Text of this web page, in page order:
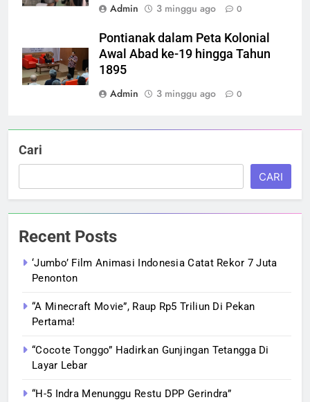
Admin
3 minggu ago 0
Pontianak dalam Peta Kolonial
Awal Abad ke-19 hingga Tahun
1895
Admin
3 minggu ago 0
Cari
CARI
Recent Posts
‘Jumbo’ Film Animasi Indonesia Catat Rekor 7 Juta
Penonton
“A Minecraft Movie”, Raup Rp5 Triliun Di Pekan
Pertama!
“Cocote Tonggo” Hadirkan Gunjingan Tetangga Di
Layar Lebar
“H-5 Indra Menunggu Restu DPP Gerindra”